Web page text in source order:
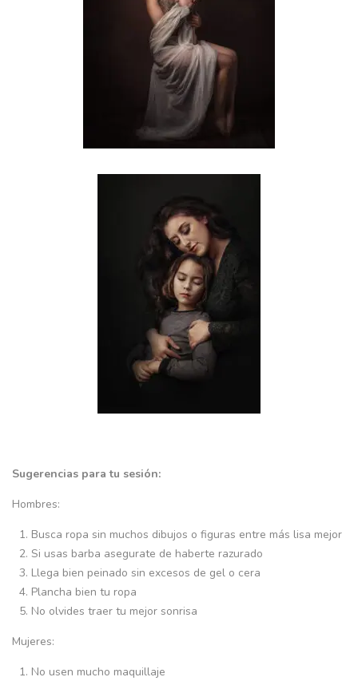
Sugerencias para tu sesión:
Hombres:
Busca ropa sin muchos dibujos o figuras entre más lisa mejor
Si usas barba asegurate de haberte razurado
Llega bien peinado sin excesos de gel o cera
Plancha bien tu ropa
No olvides traer tu mejor sonrisa
Mujeres:
No usen mucho maquillaje